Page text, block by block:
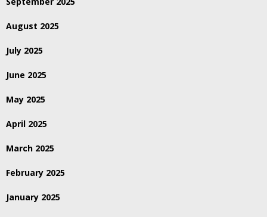
August 2025
July 2025
June 2025
May 2025
April 2025
March 2025
February 2025
January 2025